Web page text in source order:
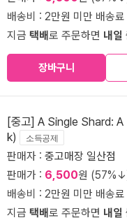
배송비 : 2만원 미만 배송
지금 택배로 주문하면 내일
장바구니
[중고] A Single Shard:
k)
소득공제
판매자 : 중고매장 일산점
판매가 : 6,500원
배송비 : 2만원 미만 배송
지금 택배로 주문하면 내일